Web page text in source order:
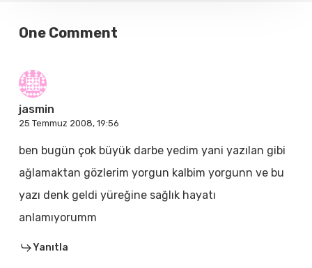
One Comment
jasmin
25 Temmuz 2008, 19:56
ben bugün çok büyük darbe yedim yani yazılan gibi
ağlamaktan gözlerim yorgun kalbim yorgunn ve bu
yazı denk geldi yüreğine sağlık hayatı
anlamıyorumm
Yanıtla